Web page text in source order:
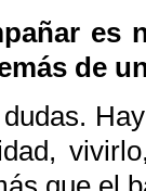
es
de